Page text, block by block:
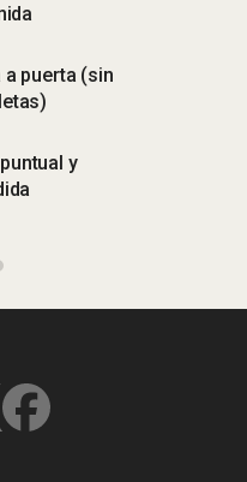
puerta (sin
y